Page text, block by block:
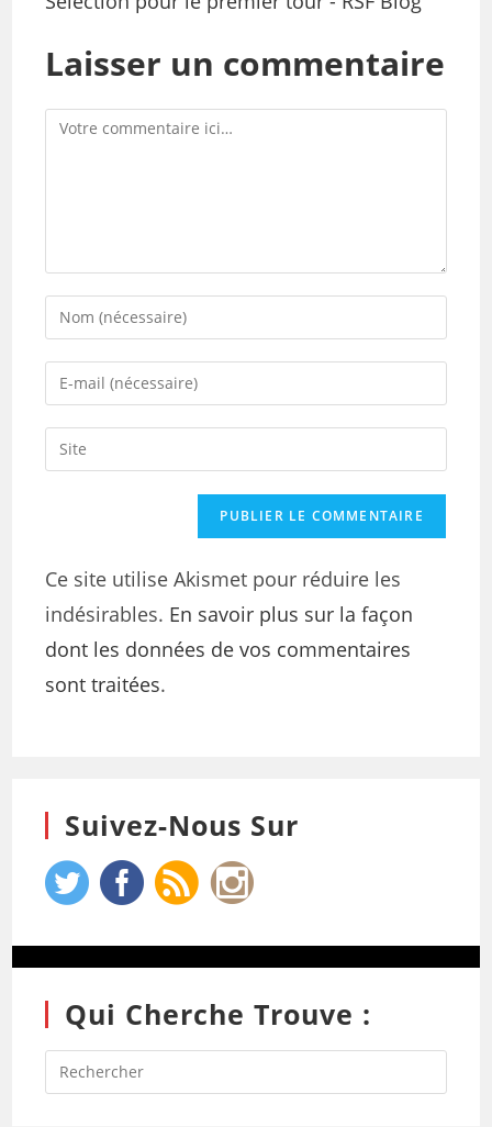
Laisser un commentaire
Ce site utilise Akismet pour réduire les
indésirables. En savoir plus sur la façon
dont les données de vos commentaires
sont traitées.
Suivez-Nous Sur
Qui Cherche Trouve :